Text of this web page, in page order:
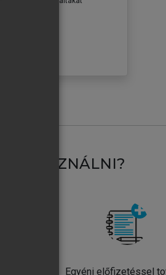
HASZNÁLNI?
Egyéni előfizetéssel